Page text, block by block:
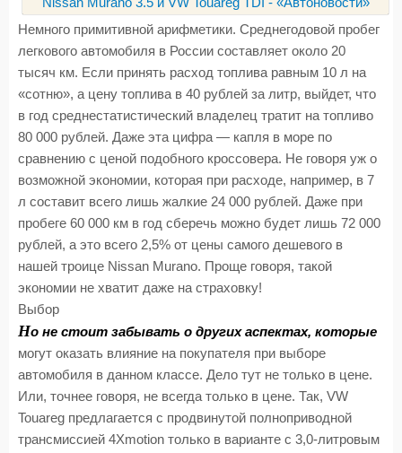
Немного примитивной арифметики. Среднегодовой пробег
легкового автомобиля в России составляет около 20
тысяч км. Если принять расход топлива равным 10 л на
«сотню», а цену топлива в 40 рублей за литр, выйдет, что
в год среднестатистический владелец тратит на топливо
80 000 рублей. Даже эта цифра — капля в море по
сравнению с ценой подобного кроссовера. Не говоря уж о
возможной экономии, которая при расходе, например, в 7
л составит всего лишь жалкие 24 000 рублей. Даже при
пробеге 60 000 км в год сберечь можно будет лишь 72 000
рублей, а это всего 2,5% от цены самого дешевого в
нашей троице Nissan Murano. Проще говоря, такой
экономии не хватит даже на страховку!
Выбор
Но не стоит забывать о других аспектах, которые
могут оказать влияние на покупателя при выборе
автомобиля в данном классе. Дело тут не только в цене.
Или, точнее говоря, не всегда только в цене. Так, VW
Touareg предлагается с продвинутой полноприводной
трансмиссией 4Xmotion только в варианте с 3,0-литровым